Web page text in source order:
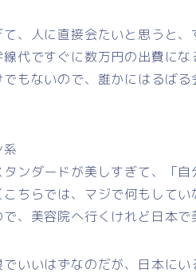
て、人に直接会たいと思うと
代ですぐに数万円の出費に
もないので、誰かにはるば
タンダードが美しすぎて、「
ちらでは、マジで何もして
、美容院へ行くけれど日本で
でいいはずなのだが、日本に